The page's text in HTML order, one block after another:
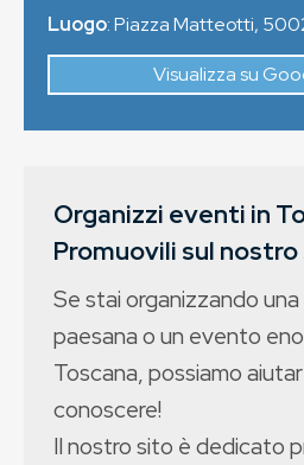
Luogo:Piazza Matteotti,
Visualizza su
Organizzi eventi in
Promuovili sul
Se stai organizzando
paesana o un evento
Toscana, possiamo
conoscere!
Il nostro sito è dedicato